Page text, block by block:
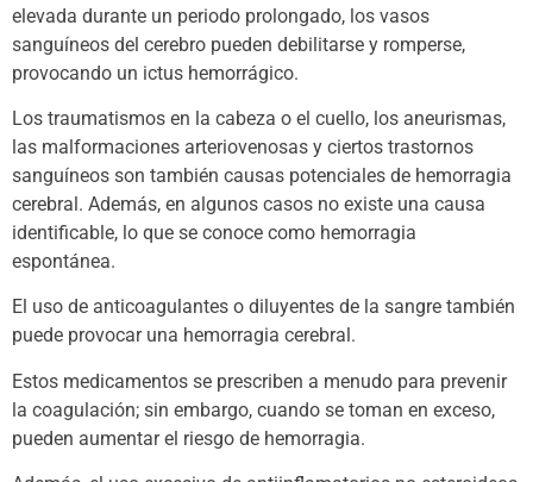
elevada durante un periodo prolongado, los vasos
sanguíneos del cerebro pueden debilitarse y romperse,
provocando un ictus hemorrágico.
Los traumatismos en la cabeza o el cuello, los aneurismas,
las malformaciones arteriovenosas y ciertos trastornos
sanguíneos son también causas potenciales de hemorragia
cerebral. Además, en algunos casos no existe una causa
identificable, lo que se conoce como hemorragia
espontánea.
El uso de anticoagulantes o diluyentes de la sangre también
puede provocar una hemorragia cerebral.
Estos medicamentos se prescriben a menudo para prevenir
la coagulación; sin embargo, cuando se toman en exceso,
pueden aumentar el riesgo de hemorragia.